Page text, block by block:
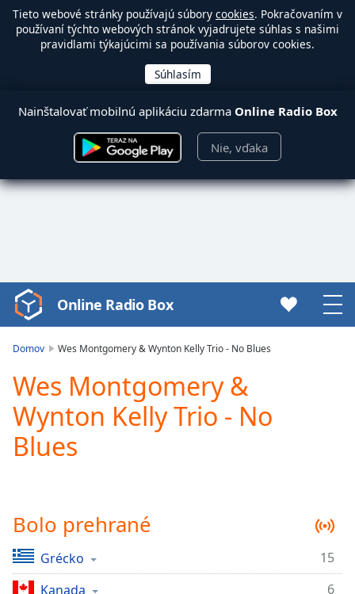
Tieto webové stránky používajú súbory cookies. Pokračovaním v
používaní týchto webových stránok vyjadrujete súhlas s našimi
pravidlami týkajúcimi sa používania súborov cookies.
Nainštalovať mobilnú aplikáciu zdarma Online Radio Box
Nie, vďaka
Video
Player
Play
Video
Play
Skip
Backward
Time0:00
Duration-:-
Loaded:
Online Radio Box
Domov Wes Montgomery & Wynton Kelly Trio - No Blues
Wes Montgomery &
Wynton Kelly Trio - No
Blues
Bolo prehrané
Grécko
15
Kanada
6